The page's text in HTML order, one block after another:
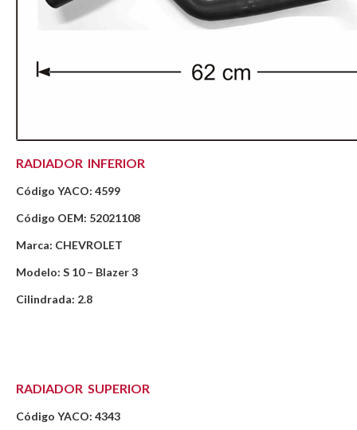
RADIADOR INFERIOR
Código YACO: 4599
Código OEM: 52021108
Marca: CHEVROLET
Modelo: S 10 – Blazer 3
Cilindrada: 2.8
RADIADOR SUPERIOR
Código YACO: 4343